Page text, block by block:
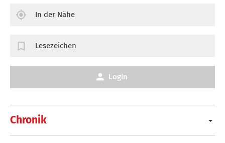
Chronik
In der Nähe
Lesezeichen
Login